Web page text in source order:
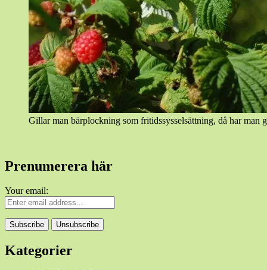
Gillar man bärplockning som fritidssysselsättning, då har man
Prenumerera här
Your email:
Kategorier